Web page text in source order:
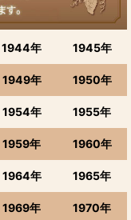
1944年 1945年
1949年 1950年
1954年 1955年
1959年 1960年
1964年 1965年
1969年 1970年